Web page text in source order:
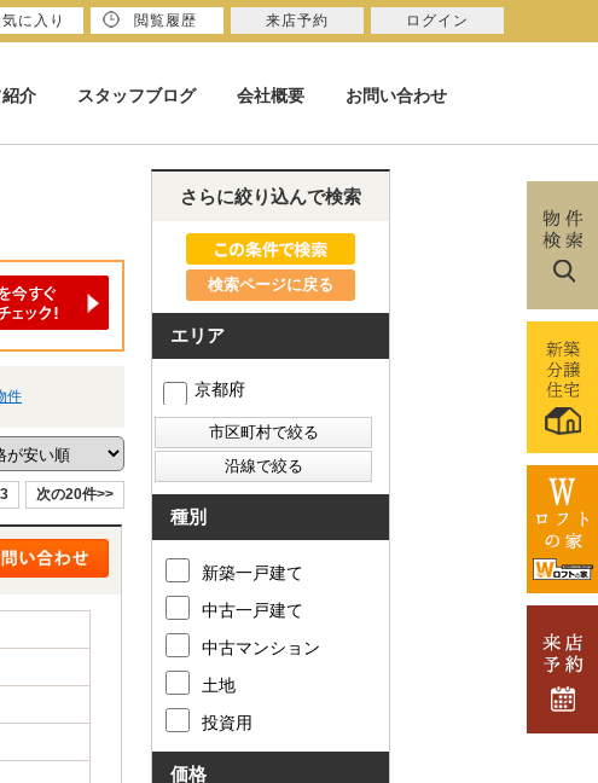
介 スタッフブログ 会社概要 お問い合わせ
件
3 次の20件>>
さらに絞り込んで検索
検索ページに戻る
エリア
京都府
種別
新築一戸建て
中古一戸建て
中古マンション
土地
投資用
価格
に入り 閲覧履歴 来店予約 ログイン